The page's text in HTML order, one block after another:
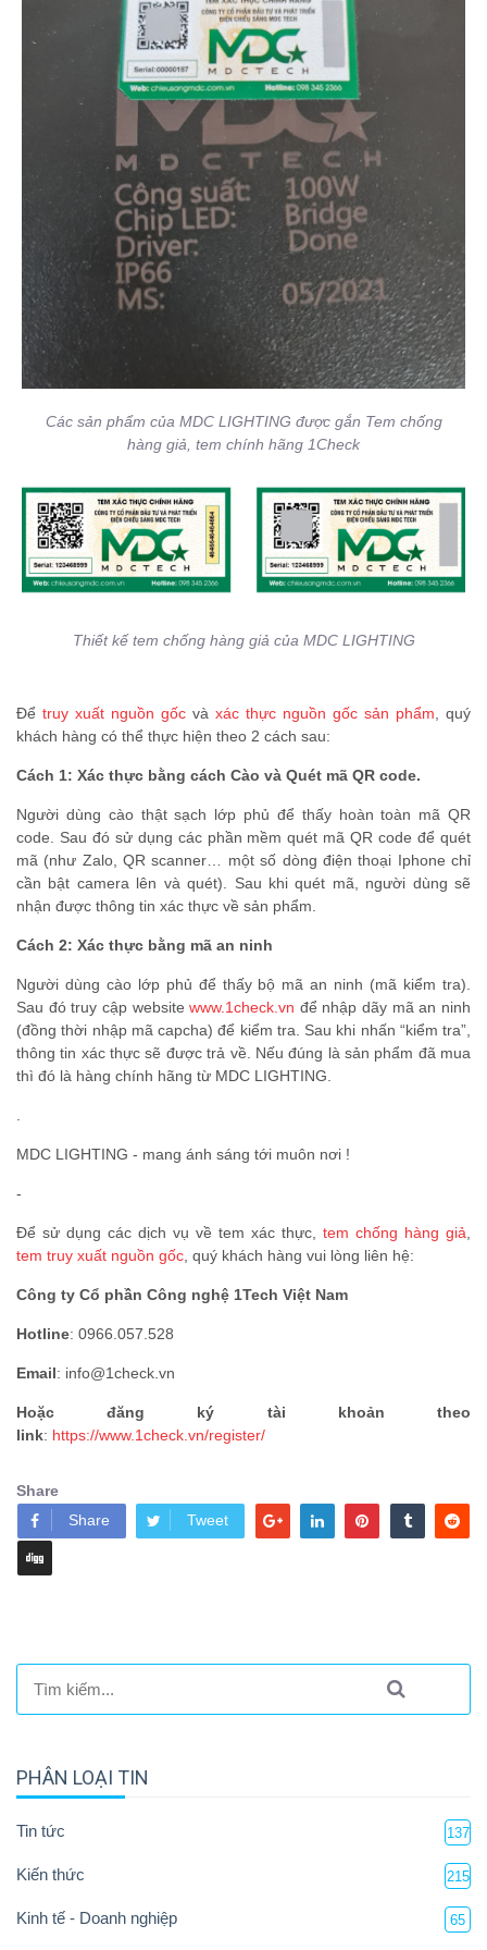
Các sản phẩm của MDC LIGHTING được gắn Tem chống
hàng giả, tem chính hãng 1Check
Thiết kế tem chống hàng giả của MDC LIGHTING
Để truy xuất nguồn gốc và xác thực nguồn gốc sản phẩm , quý
khách hàng có thể thực hiện theo 2 cách sau:
Cách 1: Xác thực bằng cách Cào và Quét mã QR code.
Người dùng cào thật sạch lớp phủ để thấy hoàn toàn mã QR
code. Sau đó sử dụng các phần mềm quét mã QR code để quét
mã (như Zalo, QR scanner… một số dòng điện thoại Iphone chỉ
cần bật camera lên và quét). Sau khi quét mã, người dùng sẽ
nhận được thông tin xác thực về sản phẩm.
Cách 2: Xác thực bằng mã an ninh
Người dùng cào lớp phủ để thấy bộ mã an ninh (mã kiểm tra).
Sau đó truy cập websitewww.1check.vn để nhập dãy mã an ninh
(đồng thời nhập mã capcha) để kiểm tra. Sau khi nhấn “kiểm tra”,
thông tin xác thực sẽ được trả về. Nếu đúng là sản phẩm đã mua
thì đó là hàng chính hãng từ MDC LIGHTING.
MDC LIGHTING - mang ánh sáng tới muôn nơi !
-
Để sử dụng các dịch vụ về tem xác thực, tem chống hàng giả
tem truy xuất nguồn gốc , quý khách hàng vui lòng liên hệ:
Công ty Cổ phần Công nghệ 1Tech Việt Nam
Hotline: 0966.057.528
Email: info@1check.vn
Hoặc đăng ký tài khoản theo
link: https://www.1check.vn/register/
Share
Share
Tweet
PHÂN LOẠI TIN
Tin tức 137
Kiến thức 215
Kinh tế - Doanh nghiệp 65